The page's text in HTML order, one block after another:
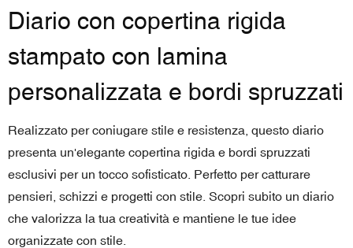
Diario con copertina rigida
stampato con lamina
personalizzata e bordi spruzzati
Realizzato per coniugare stile e resistenza, questo diario
presenta un'elegante copertina rigida e bordi spruzzati
esclusivi per un tocco sofisticato. Perfetto per catturare
pensieri, schizzi e progetti con stile. Scopri subito un diario
che valorizza la tua creatività e mantiene le tue idee
organizzate con stile.